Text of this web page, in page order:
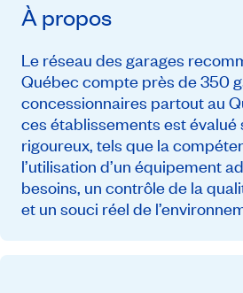
À propos
Le réseau des garages
Québec compte près de 350
concessionnaires partout au
ces établissements est
rigoureux, tels que la
l’utilisation d’un équipement
besoins, un contrôle de la
et un souci réel de